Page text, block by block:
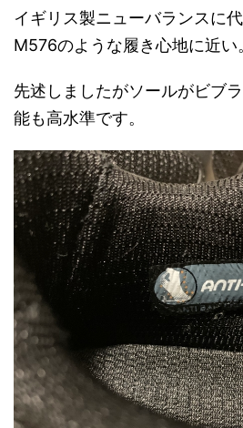
イギリス製ニューバランスに
M576のような履き心地に近い
先述しましたがソールがビブ
能も高水準です。